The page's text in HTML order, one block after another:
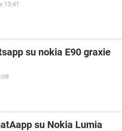
13:41
su nokia E90 graxie
su Nokia Lumia